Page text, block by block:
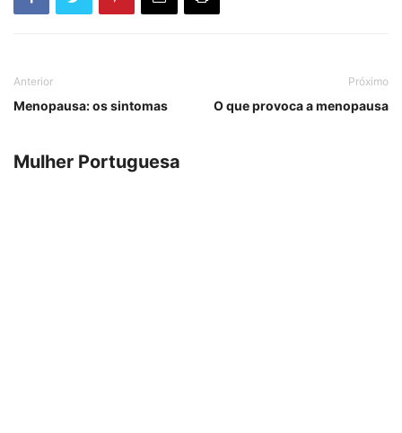
Anterior
Menopausa: os sintomas
Próximo
O que provoca a menopausa
Mulher Portuguesa